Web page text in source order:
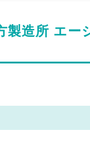
造所 エー